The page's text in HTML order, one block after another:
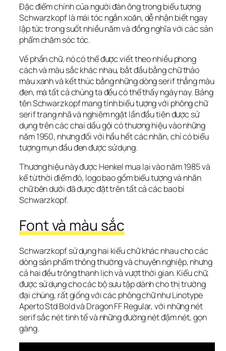
Đặc điểm chính của người đàn ông trong biểu tượng
Schwarzkopf là mái tóc ngắn xoăn, dễ nhận biết ngay
lập tức trong suốt nhiều năm và đồng nghĩa với các sản
phẩm chăm sóc tóc.
Về phần chữ, nó có thể được viết theo nhiều phong
cách và màu sắc khác nhau, bắt đầu bằng chữ thảo
màu xanh và kết thúc bằng những dòng serif thẳng màu
đen, mà tất cả chúng ta đều có thể thấy ngày nay. Bảng
tên Schwarzkopf mang tính biểu tượng với phông chữ
serif trang nhã và nghiêm ngặt lần đầu tiên được sử
dụng trên các chai dầu gội có thương hiệu vào những
năm 1950, nhưng đối với hầu hết các nhãn, chỉ có biểu
tượng mụn đầu đen được sử dụng.
Thương hiệu này được Henkel mua lại vào năm 1985 và
kể từ thời điểm đó, logo bao gồm biểu tượng và nhãn
chữ bên dưới đã được đặt trên tất cả các bao bì
Schwarzkopf.
Font và màu sắc
Schwarzkopf sử dụng hai kiểu chữ khác nhau cho các
dòng sản phẩm thông thường và chuyên nghiệp, nhưng
cả hai đều trông thanh lịch và vượt thời gian. Kiểu chữ,
được sử dụng cho các bộ sưu tập dành cho thị trường
đại chúng, rất giống với các phông chữ như Linotype
Aperto Std Bold và Dragon FF Regular, với những nét
serif sắc nét tinh tế và những đường nét đậm nét, gọn
gàng.